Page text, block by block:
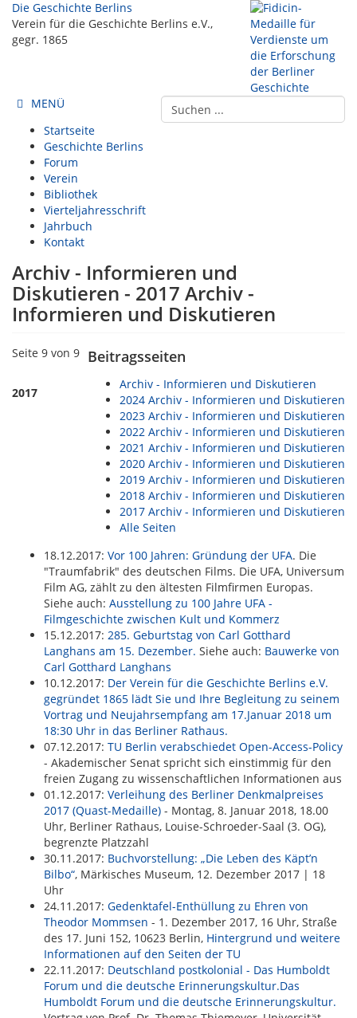
Die Geschichte Berlins
Verein für die Geschichte Berlins e.V.,
gegr. 1865
MENÜ
Startseite
Geschichte Berlins
Forum
Verein
Bibliothek
Vierteljahresschrift
Jahrbuch
Kontakt
Archiv - Informieren und
Diskutieren - 2017 Archiv -
Informieren und Diskutieren
Beitragsseiten
Archiv - Informieren und Diskutieren
2024 Archiv - Informieren und Diskutieren
2023 Archiv - Informieren und Diskutieren
2022 Archiv - Informieren und Diskutieren
2021 Archiv - Informieren und Diskutieren
2020 Archiv - Informieren und Diskutieren
2019 Archiv - Informieren und Diskutieren
2018 Archiv - Informieren und Diskutieren
2017 Archiv - Informieren und Diskutieren
Alle Seiten
Seite 9 von 9
2017
18.12.2017: Vor 100 Jahren: Gründung der UFA. Die
"Traumfabrik" des deutschen Films. Die UFA, Universum
Film AG, zählt zu den ältesten Filmfirmen Europas.
Siehe auch: Ausstellung zu 100 Jahre UFA -
Filmgeschichte zwischen Kult und Kommerz
15.12.2017: 285. Geburtstag von Carl Gotthard
Langhans am 15. Dezember. Siehe auch: Bauwerke von
Carl Gotthard Langhans
10.12.2017: Der Verein für die Geschichte Berlins e.V.
gegründet 1865 lädt Sie und Ihre Begleitung zu seinem
Vortrag und Neujahrsempfang am 17.Januar 2018 um
18:30 Uhr in das Berliner Rathaus.
07.12.2017: TU Berlin verabschiedet Open-Access-Policy
- Akademischer Senat spricht sich einstimmig für den
freien Zugang zu wissenschaftlichen Informationen aus
01.12.2017: Verleihung des Berliner Denkmalpreises
2017 (Quast-Medaille) - Montag, 8. Januar 2018, 18.00
Uhr, Berliner Rathaus, Louise-Schroeder-Saal (3. OG),
begrenzte Platzzahl
30.11.2017: Buchvorstellung: „Die Leben des Käpt’n
Bilbo“, Märkisches Museum, 12. Dezember 2017 | 18
Uhr
24.11.2017: Gedenktafel-Enthüllung zu Ehren von
Theodor Mommsen - 1. Dezember 2017, 16 Uhr, Straße
des 17. Juni 152, 10623 Berlin, Hintergrund und weitere
Informationen auf den Seiten der TU
22.11.2017: Deutschland postkolonial - Das Humboldt
Forum und die deutsche Erinnerungskultur.Das
Humboldt Forum und die deutsche Erinnerungskultur.